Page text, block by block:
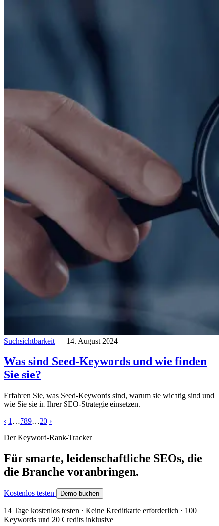
Suchsichtbarkeit — 14. August 2024
Was sind Seed-Keywords und wie finden
Sie sie?
Erfahren Sie, was Seed-Keywords sind, warum sie wichtig sind und
wie Sie sie in Ihrer SEO-Strategie einsetzen.
‹ 1 …789…20 ›
Der Keyword-Rank-Tracker
Für smarte, leidenschaftliche SEOs, die
die Branche voranbringen.
Kostenlos testen Demo buchen
14 Tage kostenlos testen · Keine Kreditkarte erforderlich · 100
Keywords und 20 Credits inklusive